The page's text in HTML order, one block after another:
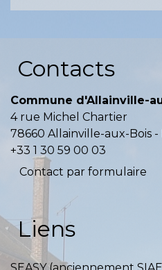
Contacts
Commune d'Allainville-
4 rue Michel Chartier
78660 Allainville-aux-Bois -
+33 1 30 59 00 03
Contact par formulaire
Liens